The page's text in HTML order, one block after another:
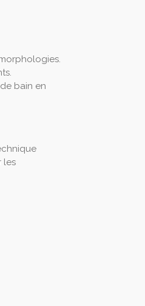
bain en
les